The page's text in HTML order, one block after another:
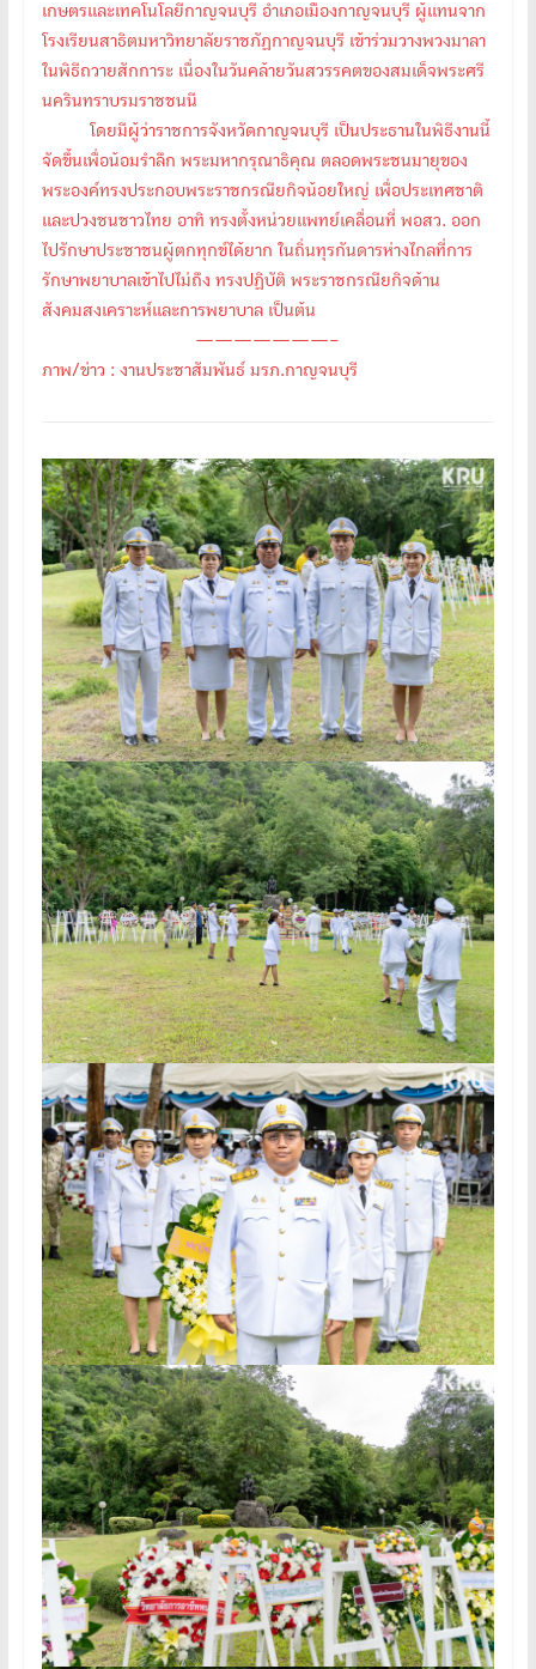
เกษตรและเทคโนโลยีกาญจนบุรี อำเภอเมืองกาญจนบุรี ผู้แทนจาก
โรงเรียนสาธิตมหาวิทยาลัยราชภัฏกาญจนบุรี เข้าร่วมวางพวงมาลา
ในพิธีถวายสักการะ เนื่องในวันคล้ายวันสวรรคตของสมเด็จพระศรี
นครินทราบรมราชชนนี
โดยมีผู้ว่าราชการจังหวัดกาญจนบุรี เป็นประธานในพิธีงานนี้
จัดขึ้นเพื่อน้อมรำลึก พระมหากรุณาธิคุณ ตลอดพระชนมายุของ
พระองค์ทรงประกอบพระราชกรณียกิจน้อยใหญ่ เพื่อประเทศชาติ
และปวงชนชาวไทย อาทิ ทรงตั้งหน่วยแพทย์เคลื่อนที่ พอสว. ออก
ไปรักษาประชาชนผู้ตกทุกข์ได้ยาก ในถิ่นทุรกันดารห่างไกลที่การ
รักษาพยาบาลเข้าไปไม่ถึง ทรงปฏิบัติ พระราชกรณียกิจด้าน
สังคมสงเคราะห์และการพยาบาล เป็นต้น
———————–
ภาพ/ข่าว : งานประชาสัมพันธ์ มรภ.กาญจนบุรี